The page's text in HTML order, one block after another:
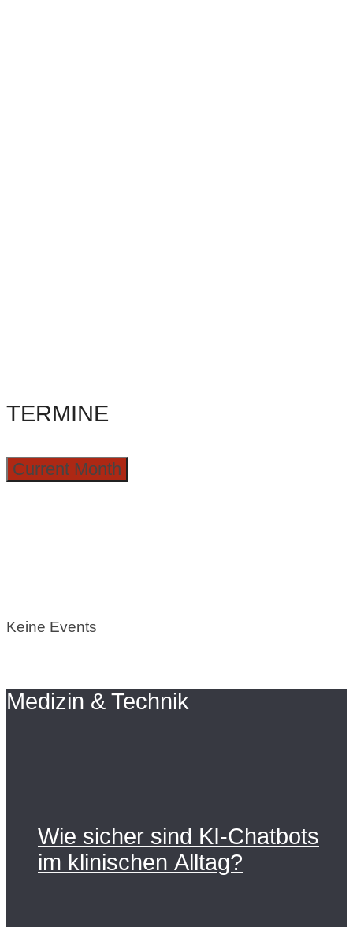
TERMINE
Current Month
Keine Events
Medizin & Technik
Wie sicher sind KI-Chatbots
im klinischen Alltag?